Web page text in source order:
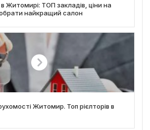
Житомирі: ТОП закладів, ціни на
найкращий салон
Житомир. Топ рієлторів в